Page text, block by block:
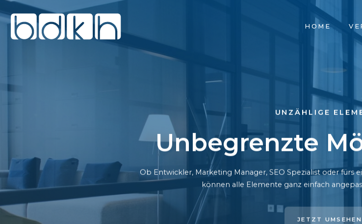
NAVIGATION
HOME
UNZÄHLIGE
Unbegrenzte
Ob Entwickler, Marketing Manager, SEO Spezialist oder fürs
können alle Elemente ganz einfach
JETZT UMSEHEN